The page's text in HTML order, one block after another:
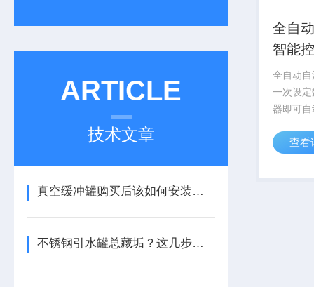
ARTICLE
技术文章
真空缓冲罐购买后该如何安装放置？
不锈钢引水罐总藏垢？这几步清洗法，轻松搞定顽固污渍！
全自
智能
全自动
一次设
器即可
正实现
查看